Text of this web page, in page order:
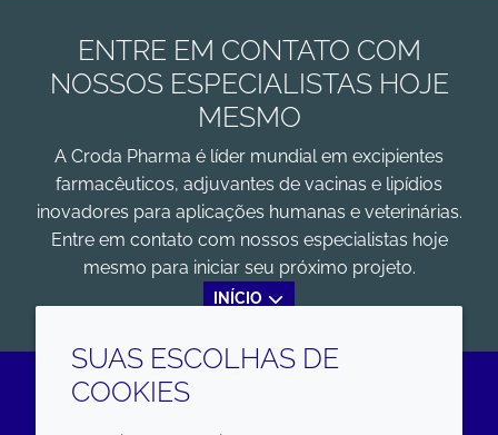
ENTRE EM CONTATO COM
NOSSOS ESPECIALISTAS HOJE
MESMO
A Croda Pharma é líder mundial em excipientes
farmacêuticos, adjuvantes de vacinas e lipídios
inovadores para aplicações humanas e veterinárias.
Entre em contato com nossos especialistas hoje
mesmo para iniciar seu próximo projeto.
INÍCIO
SUAS ESCOLHAS DE
COOKIES